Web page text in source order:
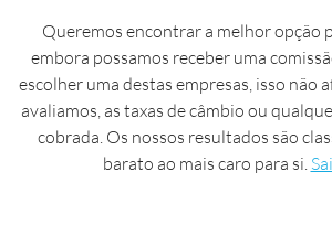
Queremos encontrar a melhor opção
embora possamos receber uma
escolher uma destas empresas, isso não
avaliamos, as taxas de câmbio ou
cobrada. Os nossos resultados são
barato ao mais caro para si.